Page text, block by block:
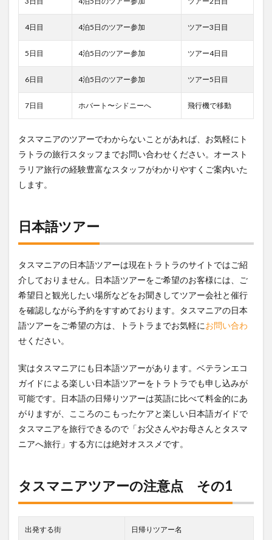
12.4
クナニ
ーとウ
ェリン
ホバー
トのち
カフェ
13
ロー
ンセ
スト
13.1
ハーベ
ーケッ
ト
13.2
エスク
ロイヤ
ル アド
ベンチ
ャーパ
ーク
ジェイ
ール酒
造工場
ンビク
4日目 4泊5日のツアー参加 ツアー3日目
5日目 4泊5日のツアー参加 ツアー4日目
6日目 4泊5日のツアー参加 ツアー5日目
7日目 ホバート〜シドニーへ 飛行機で移動
タスマニアのツアーでわからないことがあれば、お気軽にト
ラトラの旅行スタッフまでお問い合わせください。オースト
ラリア旅行の経験豊富なスタッフがわかりやすくご案内いた
します。
日本語ツアー
タスマニアの日本語ツアーは現在トラトラのサイトではご紹
介しておりません。日本語ツアーをご希望のお客様には、ご
希望日と観光したい場所などをお聞きしてツアー会社と催行
を確認しながら予約をすすめております。タスマニアの日本
語ツアーをご希望の方は、トラトラまでお気軽にお問い合わ
せください。
実はタスマニアにも日本語ツアーがあります。ベテランエコ
ガイドによる楽しい日本語ツアーをトラトラでも申し込みが
可能です。日本語の日帰りツアーは英語に比べて料金的にあ
がりますが、こころのこもったケアと楽しい日本語ガイドで
タスマニアを旅行できるので「お父さんやお母さんとタスマ
ニアへ旅行」する方には絶対オススメです。
タスマニアツアーの注意点 その1
出発する街 日帰りツアー名